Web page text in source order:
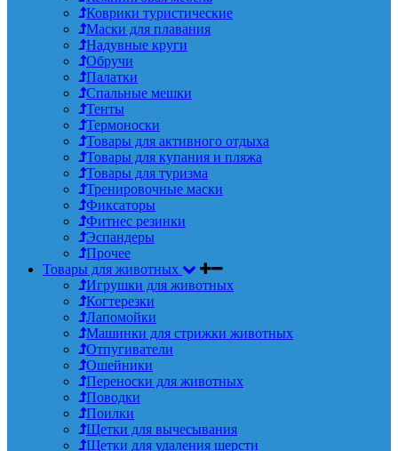
Коврики туристические
Маски для плавания
Надувные круги
Обручи
Палатки
Спальные мешки
Тенты
Термоноски
Товары для активного отдыха
Товары для купания и пляжа
Товары для туризма
Тренировочные маски
Фиксаторы
Фитнес резинки
Эспандеры
Прочее
Товары для животных
Игрушки для животных
Когтерезки
Лапомойки
Машинки для стрижки животных
Отпугиватели
Ошейники
Переноски для животных
Поводки
Поилки
Щетки для вычесывания
Щетки для удаления шерсти